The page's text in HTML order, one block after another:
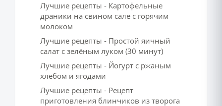
Лучшие рецепты - Картофельные
драники на свином сале с горячим
молоком
Лучшие рецепты - Простой яичный
салат с зелёным луком (30 минут)
Лучшие рецепты - Йогурт с ржаным
хлебом и ягодами
Лучшие рецепты - Рецепт
приготовления блинчиков из творога